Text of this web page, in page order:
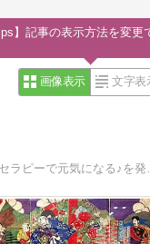
画像表示 文字表
】記事の表示方法を変更